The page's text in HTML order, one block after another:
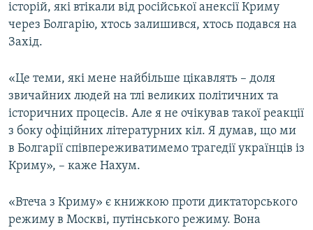
історій, які втікали від російської анексії Криму
через Болгарію, хтось залишився, хтось подався на
Захід.
«Це теми, які мене найбільше цікавлять – доля
звичайних людей на тлі великих політичних та
історичних процесів. Але я не очікував такої реакції
з боку офіційних літературних кіл. Я думав, що ми
в Болгарії співпереживатимемо трагедії українців із
Криму», – каже Нахум.
«Втеча з Криму» є книжкою проти диктаторського
режиму в Москві, путінського режиму. Вона